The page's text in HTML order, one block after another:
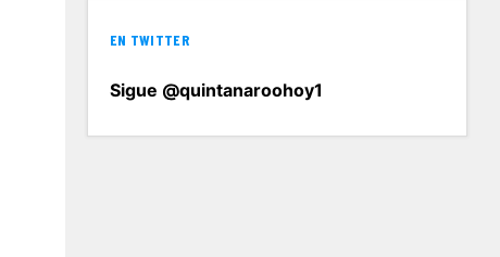
EN TWITTER
Sigue @quintanaroohoy1